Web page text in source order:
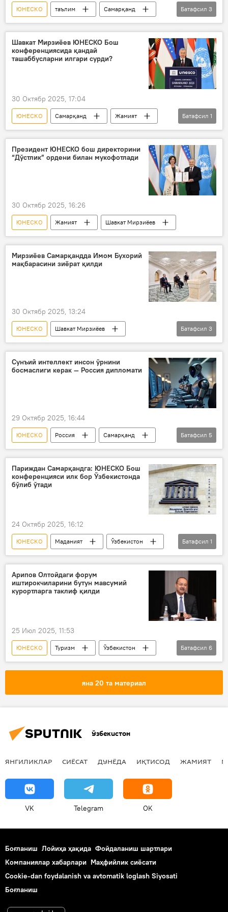
ЮНЕСКО таълим
Самарқанд
ҳамкорлик
Жамият
Ўзбекистон
Батафсил 3
Шавкат Мирзиёев ЮНЕСКО Бош
конференциясида қандай
ташаббусларни илгари сурди?
30 Октябр 2025, 17:04
ЮНЕСКО Самарқанд
Жамият
Шавкат Мирзиёев
Батафсил 1
Президент ЮНЕСКО бош директорини
“Дўстлик” ордени билан мукофотлади
30 Октябр 2025, 16:26
ЮНЕСКО Жамият Шавкат Мирзиёев
Мирзиёев Самарқандда Имом Бухорий
мақбарасини зиёрат қилди
30 Октябр 2025, 13:24
ЮНЕСКО
Шавкат Мирзиёев
Имом Бухорий
Самарқанд
Жамият
Батафсил 3
Сунъий интеллект инсон ўрнини
босмаслиги керак — Россия дипломати
29 Октябр 2025, 16:44
ЮНЕСКО Россия
Самарқанд
Россия ТИВ
Ўзбекистон
сунъий интеллект
Жамият
Батафсил 5
Париждан Самарқандга: ЮНЕСКО Бош
конференцияси илк бор Ўзбекистонда
бўлиб ўтади
24 Октябр 2025, 16:12
ЮНЕСКО Маданият
Ўзбекистон
Самарқанд
Батафсил 1
Арипов Олтойдаги форум
иштирокчиларини бутун мавсумий
курортларга таклиф қилди
25 Июл 2025, 11:53
ЮНЕСКО Туризм
Ўзбекистон
Абдулла Арипов
Олтой ўлкаси
таклиф
Батафсил 6
яна 20 та материал
Ўзбекистон
ЯНГИЛИКЛАР СИЁСАТ ДУНЁДА ИҚТИСОД ЖАМИЯТ
VK Telegram OK
Боғланиш Лойиҳа ҳақида Фойдаланиш шартлари
Компаниялар хабарлари Маҳфийлик сиёсати
Cookie-dan foydalanish va avtomatik loglash Siyosati
Боғланиш